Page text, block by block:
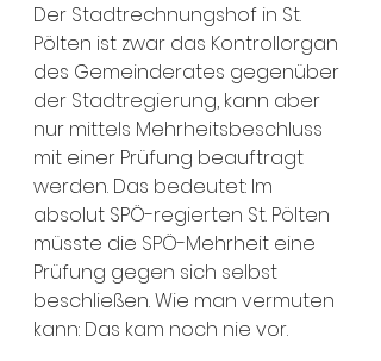
Der Stadtrechnungshof in St.
Pölten ist zwar das Kontrollorgan
des Gemeinderates gegenüber
der Stadtregierung, kann aber
nur mittels Mehrheitsbeschluss
mit einer Prüfung beauftragt
werden. Das bedeutet: Im
absolut SPÖ-regierten St. Pölten
müsste die SPÖ-Mehrheit eine
Prüfung gegen sich selbst
beschließen. Wie man vermuten
kann: Das kam noch nie vor.